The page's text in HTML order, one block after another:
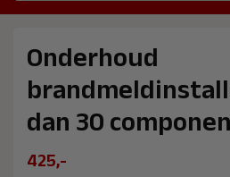
Onderhoud
dan 30
425,-